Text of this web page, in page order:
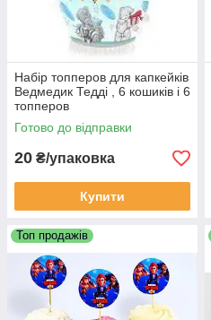
Набір топперов для капкейків
Ведмедик Тедді , 6 кошиків і 6
топперов
Готово до відправки
20 ₴/упаковка
Купити
Топ продажів